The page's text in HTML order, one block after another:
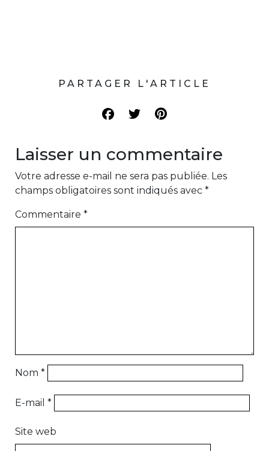
PARTAGER L'ARTICLE
Laisser un commentaire
Votre adresse e-mail ne sera pas publiée. Les
champs obligatoires sont indiqués avec *
Commentaire *
Nom *
E-mail *
Site web